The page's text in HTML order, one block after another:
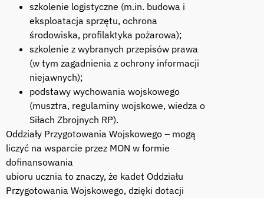
szkolenie logistyczne (m.in. budowa i
eksploatacja sprzętu, ochrona
środowiska, profilaktyka pożarowa);
szkolenie z wybranych przepisów prawa
(w tym zagadnienia z ochrony informacji
niejawnych);
podstawy wychowania wojskowego
(musztra, regulaminy wojskowe, wiedza o
Siłach Zbrojnych RP).
Oddziały Przygotowania Wojskowego – mogą
liczyć na wsparcie przez MON w formie
dofinansowania
ubioru ucznia to znaczy, że kadet Oddziału
Przygotowania Wojskowego, dzięki dotacji